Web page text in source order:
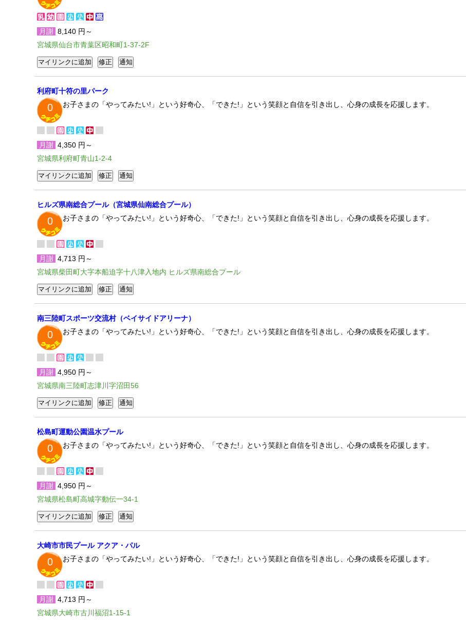
月謝 8,140 円～
宮城県仙台市青葉区昭和町1-37-2F
利府町十符の里パーク
0 お子さまの「やってみたい!」という好奇心、「できた!」という笑顔と自信を引き出し、心身の成長を応援します。
月謝 4,350 円～
宮城県利府町青山1-2-4
ヒルズ県南総合プール（宮城県仙南総合プール）
0 お子さまの「やってみたい!」という好奇心、「できた!」という笑顔と自信を引き出し、心身の成長を応援します。
月謝 4,713 円～
宮城県柴田町大字本船迫字十八津入地内 ヒルズ県南総合プール
南三陸町スポーツ交流村（ベイサイドアリーナ）
0 お子さまの「やってみたい!」という好奇心、「できた!」という笑顔と自信を引き出し、心身の成長を応援します。
月謝 4,950 円～
宮城県南三陸町志津川字沼田56
松島町運動公園温水プール
0 お子さまの「やってみたい!」という好奇心、「できた!」という笑顔と自信を引き出し、心身の成長を応援します。
月謝 4,950 円～
宮城県松島町高城字動伝一34-1
大崎市市民プール アクア・パル
0 お子さまの「やってみたい!」という好奇心、「できた!」という笑顔と自信を引き出し、心身の成長を応援します。
月謝 4,713 円～
宮城県大崎市古川福沼1-15-1